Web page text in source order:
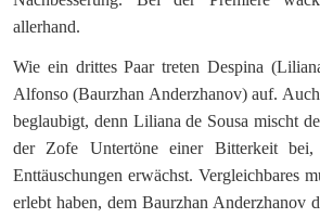
allerhand.
Wie ein drittes Paar treten Despina
Alfonso (Baurzhan Anderzhanov) auf.
beglaubigt, denn Liliana de Sousa mischt
der Zofe Untertöne einer Bitterkeit
Enttäuschungen erwächst. Vergleichbares
erlebt haben, dem Baurzhan Anderzhanov